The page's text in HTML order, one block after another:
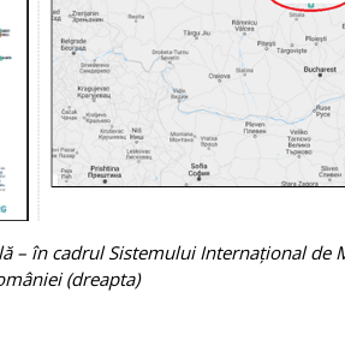
– în cadrul Sistemului Internaţional de
(dreapta)